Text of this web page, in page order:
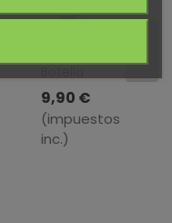
De
Agua
Reutilizable
De
9,90 €
(impuestos
inc.)